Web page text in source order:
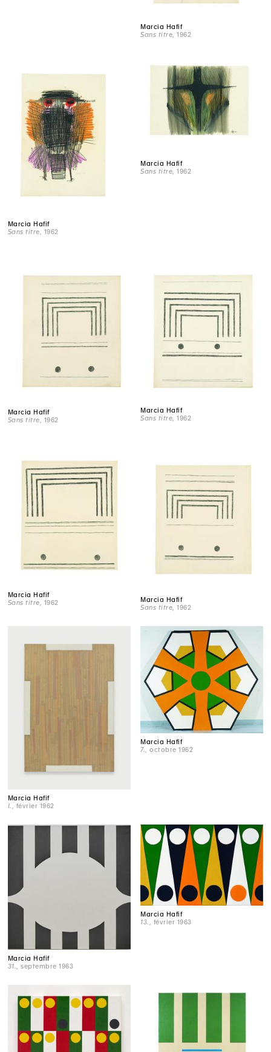
Marcia Hafif
Sans titre , 1962
Marcia Hafif
Sans titre , 1962
Marcia Hafif
Sans titre , 1962
Marcia Hafif
Sans titre , 1962
Marcia Hafif
Sans titre, 1962
Marcia Hafif
Sans titre , 1962
Marcia Hafif
Sans titre , 1962
Marcia Hafif
I.
, février 1962
Marcia Hafif
7.
, octobre 1962
Marcia Hafif
31.
, septembre 1963
Marcia Hafif
13.
, février 1963